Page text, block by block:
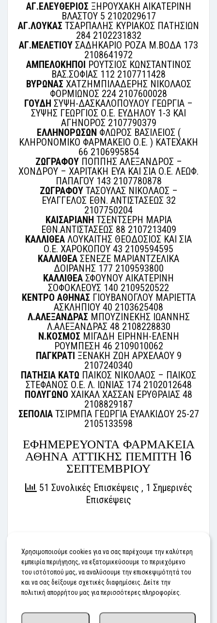
ΑΓ.ΕΛΕΥΘΕΡΙΟΣ ΞΗΡΟΥΧΑΚΗ ΑΙΚΑΤΕΡΙΝΗ
ΒΛΑΣΤΟΥ 5 2102029617
ΑΓ.ΛΟΥΚΑΣ ΤΣΑΡΠΑΛΗΣ ΚΥΡΙΑΚΟΣ ΠΑΤΗΣΙΩΝ
284 2102231832
ΑΓ.ΜΕΛΕΤΙΟΥ ΣΑΔΗΚΑΡΙΟ ΡΟΖΑ Μ.ΒΟΔΑ 173
2108641972
ΑΜΠΕΛΟΚΗΠΟΙ ΡΟΥΤΣΙΟΣ ΚΩΝΣΤΑΝΤΙΝΟΣ
ΒΑΣ.ΣΟΦΙΑΣ 112 2107711428
ΒΥΡΩΝΑΣ ΧΑΤΖΗΜΠΙΛΑΔΕΡΗΣ ΝΙΚΟΛΑΟΣ
ΦΟΡΜΙΩΝΟΣ 224 2107600028
ΓΟΥΔΗ ΣΥΨΗ-ΔΑΣΚΑΛΟΠΟΥΛΟΥ ΓΕΩΡΓΙΑ –
ΣΥΨΗΣ ΓΕΩΡΓΙΟΣ Ο.Ε. ΕΥΔΗΛΟΥ 1-3 ΚΑΙ
ΑΓΗΝΟΡΟΣ 2107790379
ΕΛΛΗΝΟΡΩΣΩΝ ΦΛΩΡΟΣ ΒΑΣΙΛΕΙΟΣ (
ΚΛΗΡΟΝΟΜΙΚΟ ΦΑΡΜΑΚΕΙΟ Ο.Ε. ) ΚΑΤΕΧΑΚΗ
66 2106995854
ΖΩΓΡΑΦΟΥΠΟΠΠΗΣ ΑΛΕΞΑΝΔΡΟΣ –
ΧΟΝΔΡΟΥ – ΧΑΡΙΤΑΚΗ ΕΥΑ ΚΑΙ ΣΙΑ Ο.Ε. ΛΕΩΦ.
ΠΑΠΑΓΟΥ 143 2107780878
ΖΩΓΡΑΦΟΥΤΑΣΟΥΛΑΣ ΝΙΚΟΛΑΟΣ –
ΕΥΑΓΓΕΛΟΣ ΕΘΝ. ΑΝΤΙΣΤΑΣΕΩΣ 32
2107750204
ΚΑΙΣΑΡΙΑΝΗ ΤΣΕΝΤΣΕΡΗ ΜΑΡΙΑ
ΕΘΝ.ΑΝΤΙΣΤΑΣΕΩΣ 88 2107213409
ΚΑΛΛΙΘΕΑ ΛΟΥΚΑΙΤΗΣ ΘΕΟΔΟΣΙΟΣ ΚΑΙ ΣΙΑ
Ο.Ε. ΧΑΡΟΚΟΠΟΥ 43 2109594595
ΚΑΛΛΙΘΕΑ ΣΕΝΕΖΕ ΜΑΡΙΑΝΤΖΕΛΙΚΑ
ΔΟΙΡΑΝΗΣ 177 2109593800
ΚΑΛΛΙΘΕΑ ΣΦΟΥΝΟΥ ΑΙΚΑΤΕΡΙΝΗ
ΣΟΦΟΚΛΕΟΥΣ 140 2109520522
ΚΕΝΤΡΟ ΑΘΗΝΑΣ ΓΙΟΥΒΑΝΟΓΛΟΥ ΜΑΡΙΕΤΤΑ
ΑΣΚΛΗΠΙΟΥ 40 2103625408
Λ.ΑΛΕΞΑΝΔΡΑΣ ΜΠΟΥΖΙΝΕΚΗΣ ΙΩΑΝΝΗΣ
Λ.ΑΛΕΞΑΝΔΡΑΣ 48 2108228830
Ν.ΚΟΣΜΟΣ ΜΙΓΑΔΗ ΕΙΡΗΝΗ-ΕΛΕΝΗ
ΡΟΥΜΠΕΣΗ 46 2109010062
ΠΑΓΚΡΑΤΙ ΞΕΝΑΚΗ ΖΩΗ ΑΡΧΕΛΑΟΥ 9
2107240340
ΠΑΤΗΣΙΑ ΚΑΤΩ ΠΑΙΚΟΣ ΝΙΚΟΛΑΟΣ – ΠΑΙΚΟΣ
ΣΤΕΦΑΝΟΣ Ο.Ε. Λ. ΙΩΝΙΑΣ 174 2102012648
ΠΟΛΥΓΩΝΟ ΧΑΙΚΑΛ ΧΑΣΣΑΝ ΕΡΥΘΡΑΙΑΣ 48
2108829187
ΣΕΠΟΛΙΑΤΣΙΡΜΠΑ ΓΕΩΡΓΙΑ ΕΥΑΛΚΙΔΟΥ 25-27
2105133598
ΕΦΗΜΕΡΕΥΟΝΤΑ ΦΑΡΜΑΚΕΙΑ
ΑΘΗΝΑ ΑΤΤΙΚΗΣ ΠΕΜΠΤΗ 16
ΣΕΠΤΕΜΒΡΙΟΥ
51 Συνολικές Επισκέψεις , 1 Σημερινές
Επισκέψεις
Προηγούμενο Επόμενο
Χρησιμοποιούμε cookies για να σας παρέχουμε την καλύτερη
εμπειρία περιήγησης, να εξατομικεύσουμε το περιεχόμενο
του ιστότοπού μας, να αναλύσουμε την επισκεψιμότητά του
και να σας δείξουμε σχετικές διαφημίσεις. Δείτε την
πολιτική απορρήτου μας για περισσότερες πληροφορίες.